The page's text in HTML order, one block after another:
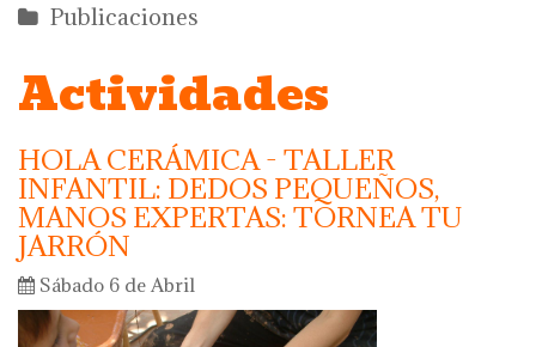
Publicaciones
Actividades
HOLA CERÁMICA - TALLER
INFANTIL: DEDOS PEQUEÑOS,
MANOS EXPERTAS: TORNEA TU
JARRÓN
Sábado 6 de Abril